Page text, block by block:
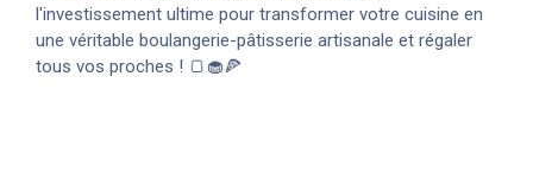
l'investissement ultime pour transformer votre cuisine en
une véritable boulangerie-pâtisserie artisanale et régaler
tous vos proches ! 🍞🧁🍕